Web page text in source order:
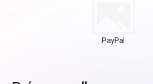
PayPal